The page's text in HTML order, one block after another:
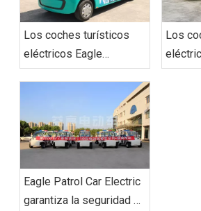
Los coches turísticos
eléctricos Eagle
redefinen la movilidad
urbana con soluciones
de transporte de última
generación
Los
‌Eagle Patrol Car Electric
garantiza la seguridad en